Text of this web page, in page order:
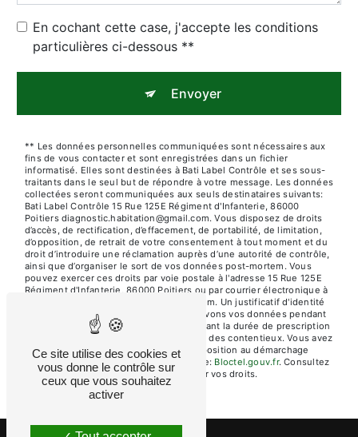
En cochant cette case, j'accepte les conditions
particulières ci-dessous **
Envoyer
** Les données personnelles communiquées sont nécessaires aux
fins de vous contacter et sont enregistrées dans un fichier
informatisé. Elles sont destinées à Bati Label Contrôle et ses sous-
traitants dans le seul but de répondre à votre message. Les données
collectées seront communiquées aux seuls destinataires suivants:
Bati Label Contrôle 15 Rue 125E Régiment d'Infanterie, 86000
Poitiers diagnostic.habitation@gmail.com. Vous disposez de droits
d’accès, de rectification, d’effacement, de portabilité, de limitation,
d’opposition, de retrait de votre consentement à tout moment et du
droit d’introduire une réclamation auprès d’une autorité de contrôle,
ainsi que d’organiser le sort de vos données post-mortem. Vous
pouvez exercer ces droits par voie postale à l'adresse 15 Rue 125E
Régiment d'Infanterie, 86000 Poitiers ou par courrier électronique à
l'adresse diagnostic.habitation@gmail.com. Un justificatif d'identité
pourra vous être demandé. Nous conservons vos données pendant
la période de prise de contact puis pendant la durée de prescription
légale aux fins probatoires et de gestion des contentieux. Vous avez
le droit de vous inscrire sur la liste d'opposition au démarchage
téléphonique, disponible à cette adresse:
Bloctel.gouv.fr. Consultez
le site cnil.fr pour plus d’informations sur vos droits.
Ce site utilise des cookies et
vous donne le contrôle sur
ceux que vous souhaitez
activer